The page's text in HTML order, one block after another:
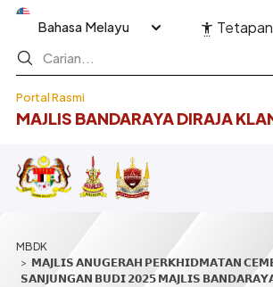
Langkau ke kandungan utama
Portal Rasmi
MAJLIS BANDARAYA DIRAJA
Select your language Tetapan
Breadcrumb
𝗠𝗔𝗝𝗟𝗜𝗦 𝗔𝗡𝗨𝗚𝗘𝗥𝗔𝗛 𝗣𝗘𝗥𝗞𝗛𝗜𝗗𝗠𝗔𝗧𝗔𝗡
𝗦𝗔𝗡𝗝𝗨𝗡𝗚𝗔𝗡 𝗕𝗨𝗗𝗜 𝟮𝟬𝟮𝟱 𝗠𝗔𝗝𝗟𝗜𝗦